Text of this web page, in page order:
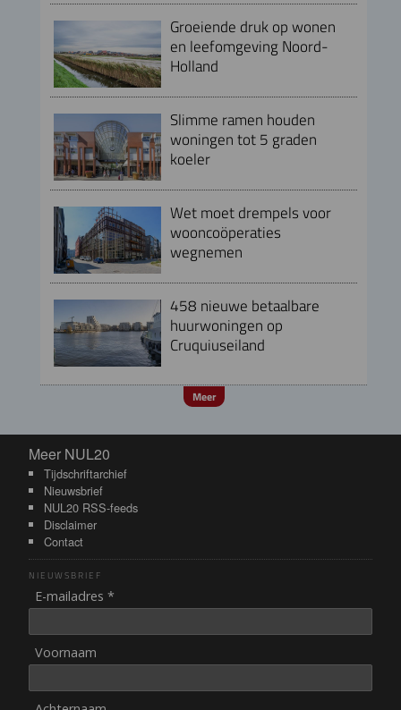
Groeiende druk op wonen
en leefomgeving Noord-
Holland
Slimme ramen houden
woningen tot 5 graden
koeler
Wet moet drempels voor
wooncoöperaties
wegnemen
458 nieuwe betaalbare
huurwoningen op
Cruquiuseiland
Meer
Meer NUL20
Meer NUL20
Tijdschriftarchief
Nieuwsbrief
NUL20 RSS-feeds
Disclaimer
Contact
NIEUWSBRIEF
E-mailadres *
Voornaam